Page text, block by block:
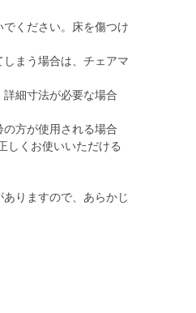
ください。床を傷つけ
まう場合は、チェアマ
細寸法が必要な場合
方が使用される場合
しくお使いいただける
りますので、あらかじ